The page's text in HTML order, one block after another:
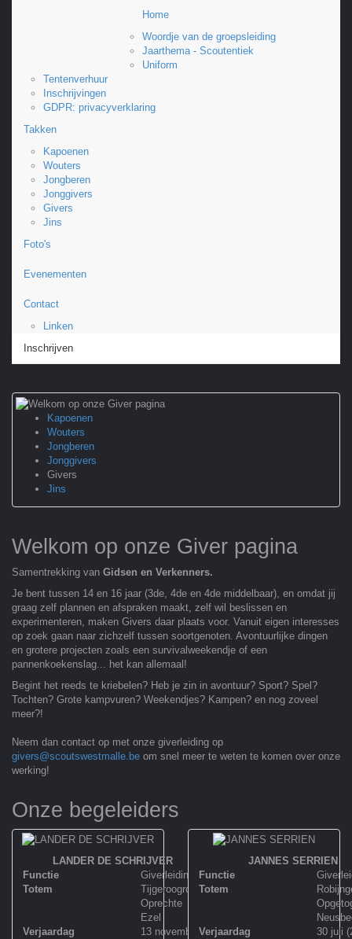
Scouts Westmalle
Home
Woordje van de groepsleiding
Jaarthema - Scoutentiek
Uniform
Tentenverhuur
Inschrijvingen
GDPR: privacyverklaring
Takken
Kapoenen
Wouters
Jongberen
Jonggivers
Givers
Jins
Foto's
Evenementen
Contact
Linken
Inschrijven
Kapoenen
Wouters
Jongberen
Jonggivers
Givers
Jins
Welkom op onze Giver pagina
Samentrekking van Gidsen en Verkenners.
Je bent tussen 14 en 16 jaar (3de, 4de en 4de middelbaar), en omdat jij
graag zelf plannen en afspraken maakt, zelf wil beslissen en
experimenteren, maken Givers daar plaats voor. Vanuit eigen interesses
op zoek gaan naar zichzelf tussen soortgenoten. Avontuurlijke dingen
en grotere projecten zoals een survivalweekendje of een
pannenkoekenslag... het kan allemaal!
Begint het reeds te kriebelen? Heb je zin in avontuur? Sport? Spel?
Tochten? Grote kampvuren? Weekendjes? Kampen? en nog zoveel
meer?!
Neem dan contact op met onze giverleiding op
givers@scoutswestmalle.be om snel meer te weten te komen over onze
werking!
Onze begeleiders
LANDER DE SCHRIJVER
Functie
Giverleiding
Totem
Tijgeroogrode
Oprechte
Ezel
Verjaardag
13 november
JANNES SERRIEN
Functie
Totem
Verjaardag
30 juli